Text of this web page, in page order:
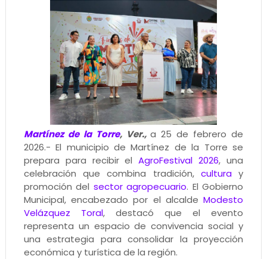
Martínez de la Torre, Ver.,a 25 de febrero de
2026.- El municipio de Martínez de la Torre se
prepara para recibir elAgroFestival 2026, una
celebración que combina tradición, culturay
promoción del sector agropecuario. El Gobierno
Municipal, encabezado por el alcaldeModesto
Velázquez Toral, destacó que el evento
representa un espacio de convivencia social y
una estrategia para consolidar la proyección
económica y turística de la región.